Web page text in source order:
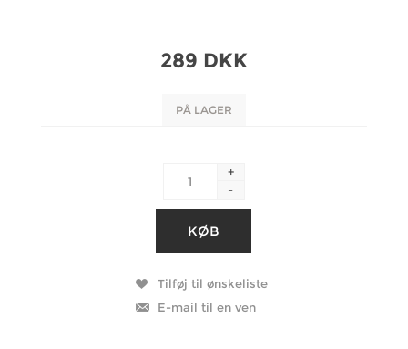
289 DKK
PÅ LAGER
+
-